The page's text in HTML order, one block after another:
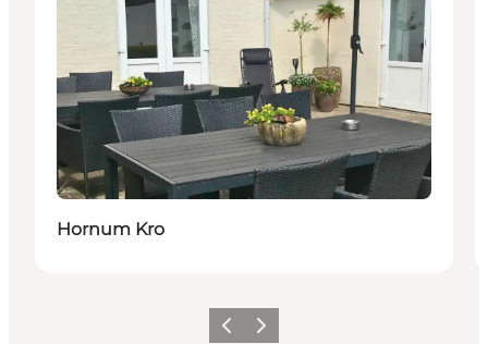
Hornum Kro
Forrige billede
Næste billede